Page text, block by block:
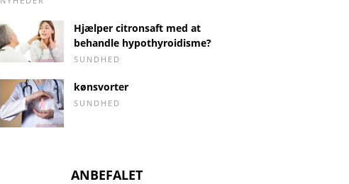
Hjælper citronsaft med at
behandle hypothyroidisme?
SUNDHED
kønsvorter
SUNDHED
ANBEFALET